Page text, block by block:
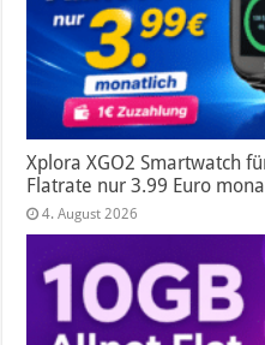
Xplora XGO2 Smartwatch
Flatrate nur 3.99 Euro
4. August 2026